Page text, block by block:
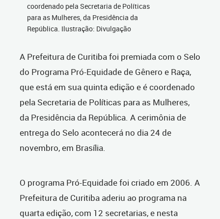
coordenado pela Secretaria de Políticas
para as Mulheres, da Presidência da
República. Ilustração: Divulgação
A Prefeitura de Curitiba foi premiada com o Selo
do Programa Pró-Equidade de Gênero e Raça,
que está em sua quinta edição e é coordenado
pela Secretaria de Políticas para as Mulheres,
da Presidência da República. A cerimônia de
entrega do Selo acontecerá no dia 24 de
novembro, em Brasília.
O programa Pró-Equidade foi criado em 2006. A
Prefeitura de Curitiba aderiu ao programa na
quarta edição, com 12 secretarias, e nesta